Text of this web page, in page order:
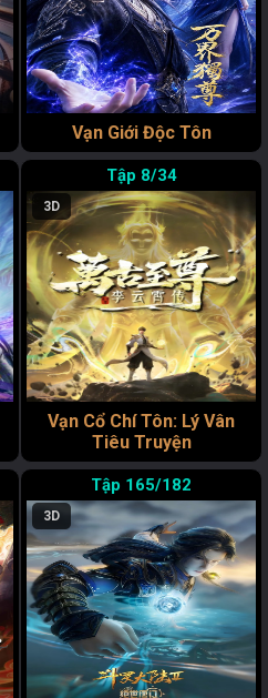
Vạn Giới Độc Tôn
8/34
3D
Vạn Cổ Chí Tôn: Lý Vân
Tiêu Truyện
165/182
3D